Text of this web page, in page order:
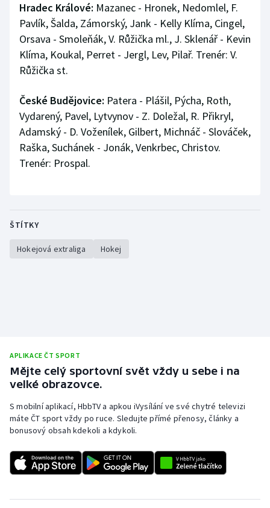
Hradec Králové: Mazanec - Hronek, Nedomlel, F.
Pavlík, Šalda, Zámorský, Jank - Kelly Klíma, Cingel,
Orsava - Smoleňák, V. Růžička ml., J. Sklenář - Kevin
Klíma, Koukal, Perret - Jergl, Lev, Pilař. Trenér: V.
Růžička st.
České Budějovice: Patera - Plášil, Pýcha, Roth,
Vydarený, Pavel, Lytvynov - Z. Doležal, R. Přikryl,
Adamský - D. Voženílek, Gilbert, Michnáč - Slováček,
Raška, Suchánek - Jonák, Venkrbec, Christov.
Trenér: Prospal.
ŠTÍTKY
Hokejová extraliga Hokej
APLIKACE ČT SPORT
Mějte celý sportovní svět vždy u sebe i na
velké obrazovce.
S mobilní aplikací, HbbTV a apkou iVysílání ve své chytré televizi
máte ČT sport vždy po ruce. Sledujte přímé přenosy, články a
bonusový obsah kdekoli a kdykoli.